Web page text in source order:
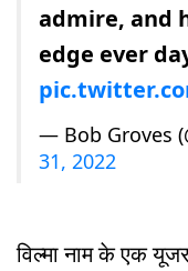
admire, and
edge ever
— Bob Groves
31, 2022
विल्मा नाम के एक